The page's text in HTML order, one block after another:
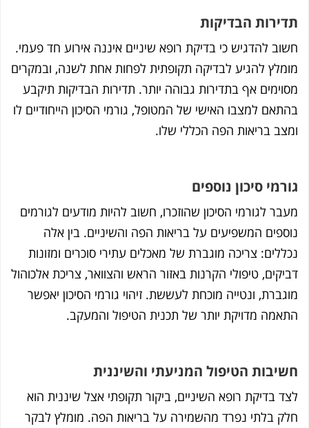
תדירות הבדיקות
חשוב להדגיש כי בדיקת רופא שיניים איננה אירוע חד פעמי.
מומלץ להגיע לבדיקה תקופתית לפחות אחת לשנה, ובמקרים
מסוימים אף בתדירות גבוהה יותר. תדירות הבדיקות תיקבע
בהתאם למצבו האישי של המטופל, גורמי הסיכון הייחודיים לו
ומצב בריאות הפה הכללי שלו.
גורמי סיכון נוספים
מעבר לגורמי הסיכון שהוזכרו, חשוב להיות מודעים לגורמים
נוספים המשפיעים על בריאות הפה והשיניים. בין אלה
נכללים: צריכה מוגברת של מאכלים עתירי סוכרים ומזונות
דביקים, טיפולי הקרנות באזור הראש והצוואר, צריכת אלכוהול
מוגברת, ונטייה מוכחת לעששת. זיהוי גורמי הסיכון יאפשר
התאמה מדויקת יותר של תכנית הטיפול והמעקב.
חשיבות הטיפול המניעתי והשיננית
לצד בדיקת רופא השיניים, ביקור תקופתי אצל שיננית הוא
חלק בלתי נפרד מהשמירה על בריאות הפה. מומלץ לבקר